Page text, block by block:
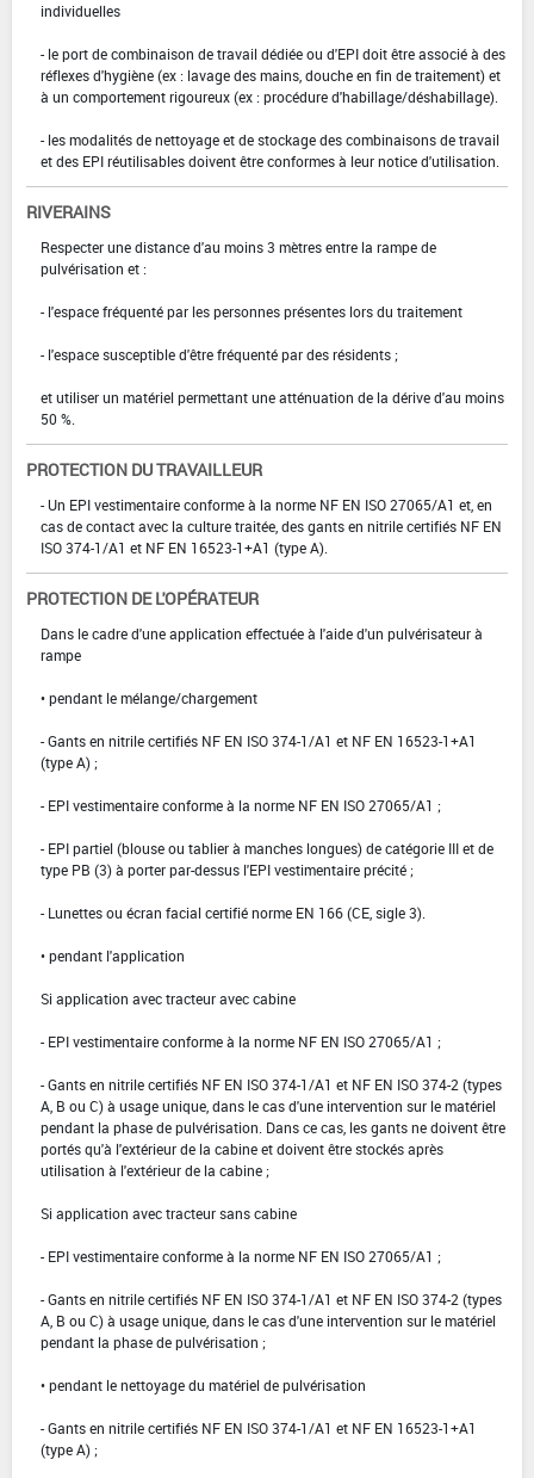
individuelles
- le port de combinaison de travail dédiée ou d'EPI doit être associé à des
réflexes d'hygiène (ex : lavage des mains, douche en fin de traitement) et
à un comportement rigoureux (ex : procédure d'habillage/déshabillage).
- les modalités de nettoyage et de stockage des combinaisons de travail
et des EPI réutilisables doivent être conformes à leur notice d'utilisation.
RIVERAINS
Respecter une distance d'au moins 3 mètres entre la rampe de
pulvérisation et :
- l'espace fréquenté par les personnes présentes lors du traitement
- l'espace susceptible d'être fréquenté par des résidents ;
et utiliser un matériel permettant une atténuation de la dérive d'au moins
50 %.
PROTECTION DU TRAVAILLEUR
- Un EPI vestimentaire conforme à la norme NF EN ISO 27065/A1 et, en
cas de contact avec la culture traitée, des gants en nitrile certifiés NF EN
ISO 374-1/A1 et NF EN 16523-1+A1 (type A).
PROTECTION DE L'OPÉRATEUR
Dans le cadre d'une application effectuée à l'aide d'un pulvérisateur à
rampe
• pendant le mélange/chargement
- Gants en nitrile certifiés NF EN ISO 374-1/A1 et NF EN 16523-1+A1
(type A) ;
- EPI vestimentaire conforme à la norme NF EN ISO 27065/A1 ;
- EPI partiel (blouse ou tablier à manches longues) de catégorie III et de
type PB (3) à porter par-dessus l'EPI vestimentaire précité ;
- Lunettes ou écran facial certifié norme EN 166 (CE, sigle 3).
• pendant l'application
Si application avec tracteur avec cabine
- EPI vestimentaire conforme à la norme NF EN ISO 27065/A1 ;
- Gants en nitrile certifiés NF EN ISO 374-1/A1 et NF EN ISO 374-2 (types
A, B ou C) à usage unique, dans le cas d'une intervention sur le matériel
pendant la phase de pulvérisation. Dans ce cas, les gants ne doivent être
portés qu'à l'extérieur de la cabine et doivent être stockés après
utilisation à l'extérieur de la cabine ;
Si application avec tracteur sans cabine
- EPI vestimentaire conforme à la norme NF EN ISO 27065/A1 ;
- Gants en nitrile certifiés NF EN ISO 374-1/A1 et NF EN ISO 374-2 (types
A, B ou C) à usage unique, dans le cas d'une intervention sur le matériel
pendant la phase de pulvérisation ;
• pendant le nettoyage du matériel de pulvérisation
- Gants en nitrile certifiés NF EN ISO 374-1/A1 et NF EN 16523-1+A1
(type A) ;